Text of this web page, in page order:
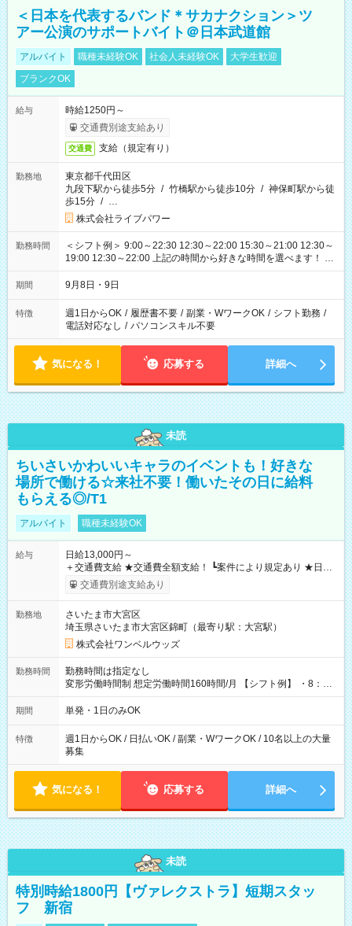
＜日本を代表するバンド＊サカナクション＞ツ
アー公演のサポートバイト＠日本武道館
アルバイト 職種未経験OK 社会人未経験OK
大学生歓迎
ブランクOK
給与
時給1250円～
交通費別途支給あり
交通費 支給（規定有り）
勤務地
東京都千代田区
九段下駅から徒歩5分 / 竹橋駅から徒歩10分 / 神保町駅から徒
歩15分 / …
株式会社ライブパワー
勤務時間
＜シフト例＞ 9:00～22:30 12:30～22:00 15:30～21:00 12:30～
19:00 12:30～22:00 上記の時間から好きな時間を選べます！ ※
時間は変更となる可能性があります
期間 9月8日・9日
特徴 週1日からOK / 履歴書不要 / 副業・WワークOK / シフト勤務 /
電話対応なし / パソコンスキル不要
気になる！ 応募する 詳細へ
未読
ちいさいかわいいキャラのイベントも！好きな
場所で働ける☆来社不要！働いたその日に給料
もらえる◎/T1
アルバイト 職種未経験OK
給与
日給13,000円～
＋交通費支給 ★交通費全額支給！ ┗案件により規定あり ★日払
いOK！（規定あり） ┗働いたその日に現金GET♪ お仕事後はコ
ンビニATMから 日払い分を引き落とせます！ 【試用期間】試
交通費別途支給あり
勤務地
さいたま市大宮区
埼玉県さいたま市大宮区錦町（最寄り駅：大宮駅）
株式会社ワンベルウッズ
勤務時間
勤務時間は指定なし
変形労働時間制 想定労働時間160時間/月 【シフト例】 ・8：00
～21：00
期間 単発・1日のみOK
特徴
週1日からOK / 日払いOK / 副業・WワークOK / 10名以上の大量
募集
気になる！ 応募する 詳細へ
未読
特別時給1800円【ヴァレクストラ】短期スタッ
フ 新宿